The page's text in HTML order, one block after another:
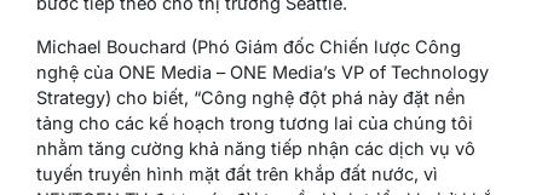
Michael Bouchard (Phó Giám đốc Chiến lược Công
nghệ của ONE Media – ONE Media’s VP of Technology
Strategy) cho biết, “Công nghệ đột phá này đặt nền
tảng cho các kế hoạch trong tương lai của chúng tôi
nhằm tăng cường khả năng tiếp nhận các dịch vụ vô
tuyến truyền hình mặt đất trên khắp đất nước, vì